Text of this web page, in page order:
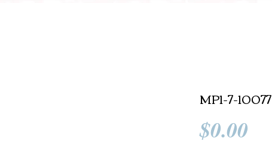
MP1-7-10077
$0.00